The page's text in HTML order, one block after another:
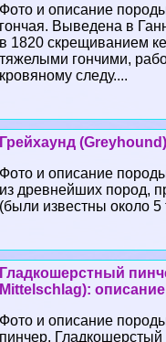
Фото и описание
гончая. Выведена в
в 1820 скрещиванием
тяжелыми гончими,
кровяному следу....
Грейхаунд (Greyhound)
Фото и описание
из древнейших пород,
(были известны около 5
Гладкошерстный
Mittelschlag):
Фото и описание
пинчер.